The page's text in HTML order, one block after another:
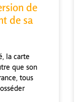
de
de sa
la carte
que son
tous